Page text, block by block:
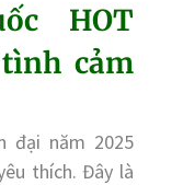
HOT
cảm
đại năm 2025
thích. Đây là